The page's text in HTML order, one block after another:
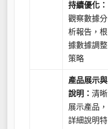
持續優化：
觀察數據分
析報告，根
據數據調整
策略
產品展示與
說明：清晰
展示產品，
詳細說明特